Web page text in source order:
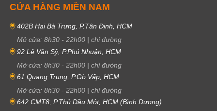
CỬA HÀNG MIỀN NAM
402B Hai Bà Trưng, P.Tân Định, HCM
Mở cửa: 8h30 - 22h00 | chỉ đường
92 Lê Văn Sỹ, P.Phú Nhuận, HCM
Mở cửa: 8h30 - 22h00 | chỉ đường
61 Quang Trung, P.Gò Vấp, HCM
Mở cửa: 8h30 - 22h00 | chỉ đường
642 CMT8, P.Thủ Dầu Một, HCM (Bình Dương)